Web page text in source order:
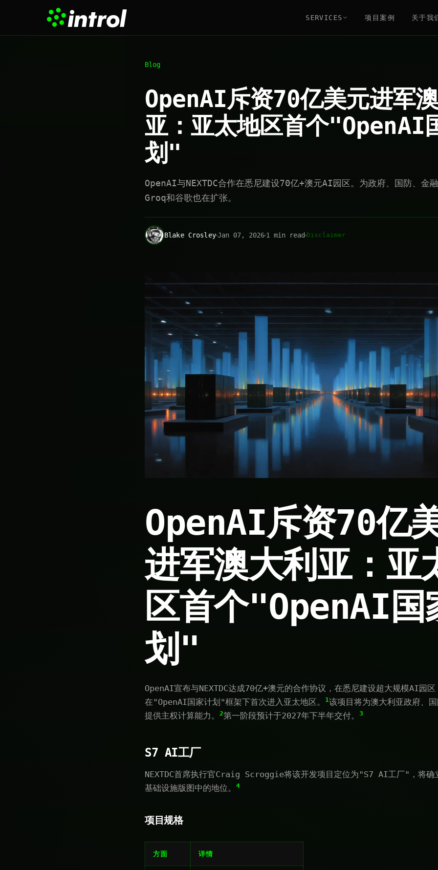
SERVICES 项目案例 关于我
Blog
OpenAI斥资70亿美元进军
亚：亚太地区首个"OpenAI
划"
OpenAI与NEXTDC合作在悉尼建设70亿+澳元AI园区。为政府、国防、金
Groq和谷歌也在扩张。
Blake CrosleyJan 07, 20261 min read Disclaimer
OpenAI斥资70亿
进军澳大利亚：亚
区首个"OpenAI国
划"
OpenAI宣布与NEXTDC达成70亿+澳元的合作协议，在悉尼建设超大规模AI园
在"OpenAI国家计划"框架下首次进入亚太地区。
1该项目将为澳大利亚政府、
提供主权计算能力。
2第一阶段预计于2027年下半年交付。 3
S7 AI工厂
NEXTDC首席执行官Craig Scroggie将该开发项目定位为"S7 AI工厂"，将确
基础设施版图中的地位。
4
项目规格
方面 详情